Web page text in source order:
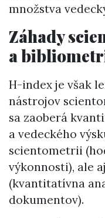
množstva
Záhady
a
H-index je však
nástrojov
sa zaoberá
a vedeckého
scientometrii
výkonnosti), ale
(kvantitatívna
dokumentov).